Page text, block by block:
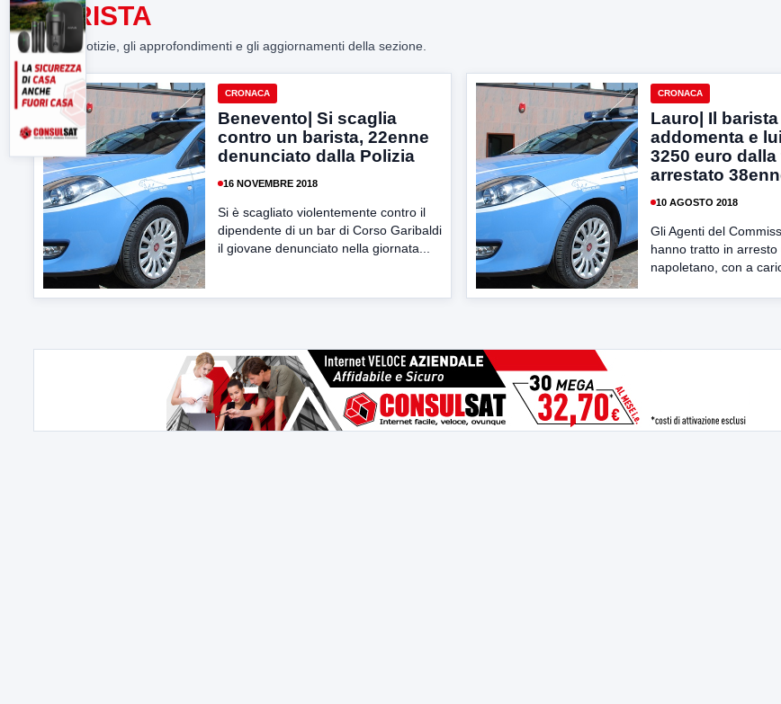
BARISTA
Tutte le notizie, gli approfondimenti e gli aggiornamenti della sezione.
CRONACA
Benevento| Si scaglia
contro un barista, 22enne
denunciato dalla Polizia
16 NOVEMBRE 2018
Si è scagliato violentemente contro il
dipendente di un bar di Corso Garibaldi
il giovane denunciato nella giornata...
CRONACA
Lauro| Il
addomenta e
3250 euro dalla
arrestato
10 AGOSTO 2018
Gli Agenti del
hanno tratto in
napoletano, con a